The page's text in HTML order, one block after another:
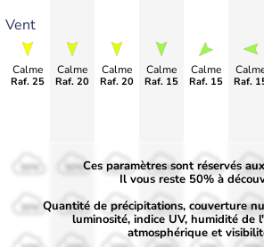
Vent
Calme
Raf. 25
Calme
Raf. 20
Calme
Raf. 20
Calme
Raf. 15
Calme
Raf. 15 Raf.
50%
30%
50%
30%
50%
30%
50%
30%
50%
30%
50%
30%
Ces paramètres sont réservés
Il vous reste 50% à
Quantité de précipitations, couverture
luminosité, indice UV, humidité de
atmosphérique et